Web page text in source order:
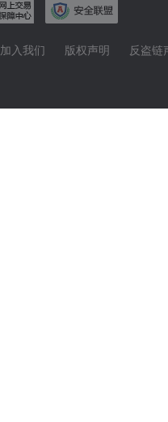
加入我们 版权声明 反盗链